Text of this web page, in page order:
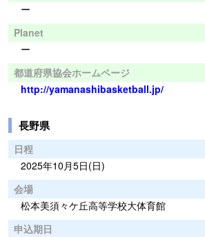
ー
Planet
ー
都道府県協会ホームページ
http://yamanashibasketball.jp/
長野県
日程
2025年10月5日(日)
会場
松本美須々ケ丘高等学校大体育館
申込期日